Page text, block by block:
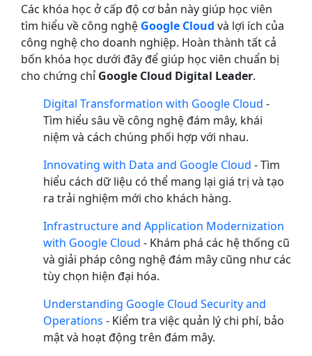
Các khóa học ở cấp độ cơ bản này giúp học viên
tìm hiểu về công nghệ Google Cloud và lợi ích của
công nghệ cho doanh nghiệp. Hoàn thành tất cả
bốn khóa học dưới đây để giúp học viên chuẩn bị
cho chứng chỉ Google Cloud Digital Leader.
Digital Transformation with Google Cloud -
Tìm hiểu sâu về công nghệ đám mây, khái
niệm và cách chúng phối hợp với nhau.
Innovating with Data and Google Cloud - Tìm
hiểu cách dữ liệu có thể mang lại giá trị và tạo
ra trải nghiệm mới cho khách hàng.
Infrastructure and Application Modernization
with Google Cloud - Khám phá các hệ thống cũ
và giải pháp công nghệ đám mây cũng như các
tùy chọn hiện đại hóa.
Understanding Google Cloud Security and
Operations - Kiểm tra việc quản lý chi phí, bảo
mật và hoạt động trên đám mây.